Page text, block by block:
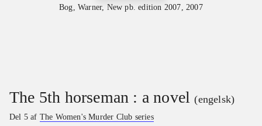
Bog, Warner, New pb. edition 2007, 2007
The 5th horseman : a novel (engelsk)
Del 5 af The Women's Murder Club series